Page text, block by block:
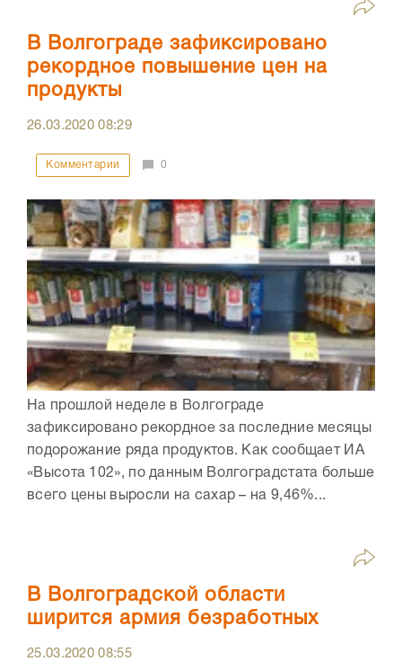
В Волгограде зафиксировано
рекордное повышение цен на
продукты
26.03.202008:29
Комментарии 0
На прошлой неделе в Волгограде
зафиксировано рекордное за последние месяцы
подорожание ряда продуктов. Как сообщает ИА
«Высота 102», по данным Волгоградстата больше
всего цены выросли на сахар – на 9,46%...
В Волгоградской области
ширится армия безработных
25.03.202008:55